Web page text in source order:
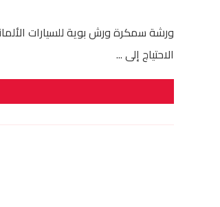
ورشة سمكرة ورش بوية للسيارات
الاحتياج إلى ...